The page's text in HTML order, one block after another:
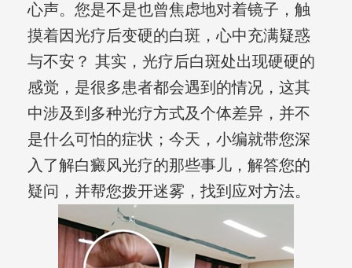
心声。您是不是也曾焦虑地对着镜子，触
摸着因光疗后变硬的白斑，心中充满疑惑
与不安？ 其实，光疗后白斑处出现硬硬的
感觉，是很多患者都会遇到的情况，这其
中涉及到多种光疗方式及个体差异，并不
是什么可怕的症状；今天，小编就带您深
入了解白癜风光疗的那些事儿，解答您的
疑问，并帮您拨开迷雾，找到应对方法。